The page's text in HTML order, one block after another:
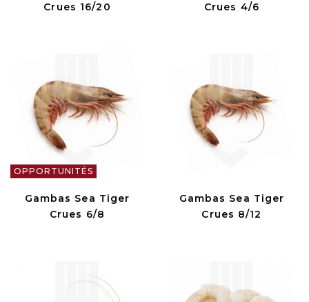
Crues 16/20
Crues 4/6
OPPORTUNITÉS
Gambas Sea Tiger
Crues 6/8
Gambas Sea Tiger
Crues 8/12